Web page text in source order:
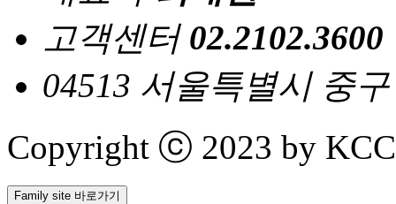
고객센터 02.2102.3600
04513 서울특별시 중
Copyright ⓒ 2023 by
Family site 바로가기